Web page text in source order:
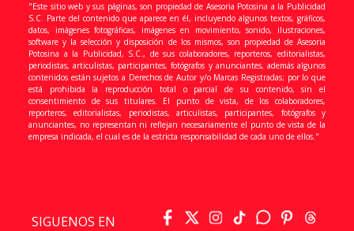
"Este sitio web y sus páginas, son propiedad de Asesoria Potosina a la Publicidad
S.C. Parte del contenido que aparece en él, incluyendo algunos textos, gráficos,
datos, imágenes fotográficas, imágenes en movimiento, sonido, ilustraciones,
software y la selección y disposición de los mismos, son propiedad de Asesoria
Potosina a la Publicidad, S.C., de sus colaboradores, reporteros, editorialistas,
periodistas, articulistas, participantes, fotógrafos y anunciantes, además algunos
contenidos están sujetos a Derechos de Autor y/o Marcas Registradas; por lo que
está prohibida la reproducción total o parcial de su contenido, sin el
consentimiento de sus titulares. El punto de vista, de los colaboradores,
reporteros, editorialistas, periodistas, articulistas, participantes, fotógrafos y
anunciantes, no representan ni reflejan necesariamente el punto de vista de la
empresa indicada, el cual es de la estricta responsabilidad de cada uno de ellos."
SIGUENOS EN